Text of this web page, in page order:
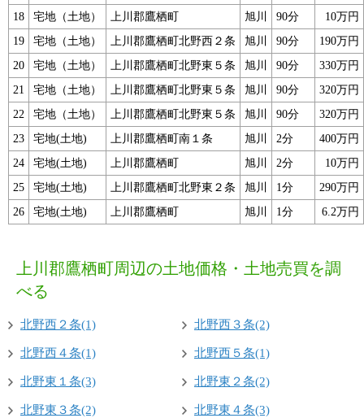
18
宅地（土地） 上川郡鷹栖町 旭川 90分
10万円
19
宅地（土地） 上川郡鷹栖町北野西２条 旭川 90分
190万円
20
宅地（土地） 上川郡鷹栖町北野東５条 旭川 90分
330万円
21
宅地（土地） 上川郡鷹栖町北野東５条 旭川 90分
320万円
22
宅地（土地） 上川郡鷹栖町北野東５条 旭川 90分
320万円
23
宅地(土地) 上川郡鷹栖町南１条 旭川 2分
400万円
24
宅地(土地) 上川郡鷹栖町 旭川 2分
10万円
25
宅地(土地) 上川郡鷹栖町北野東２条 旭川 1分
290万円
26
宅地(土地) 上川郡鷹栖町 旭川 1分 6.2万円
上川郡鷹栖町周辺の土地価格・土地売買を調
べる
北野西２条(1) 北野西３条(2)
北野西４条(1) 北野西５条(1)
北野東１条(3) 北野東２条(2)
北野東３条(2) 北野東４条(3)